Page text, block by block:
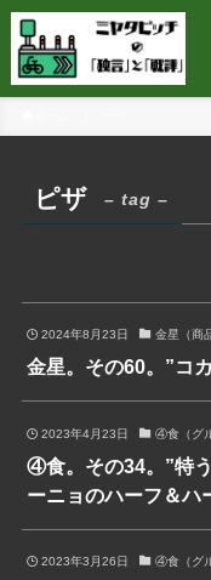
ピザ – tag –
2024年8月23日 金星（商
金星。その60。”コ
2023年4月23日 ④食（グ
④食。その34。”特
ーニョのハーフ＆ハ
2023年3月26日 ④食（グ